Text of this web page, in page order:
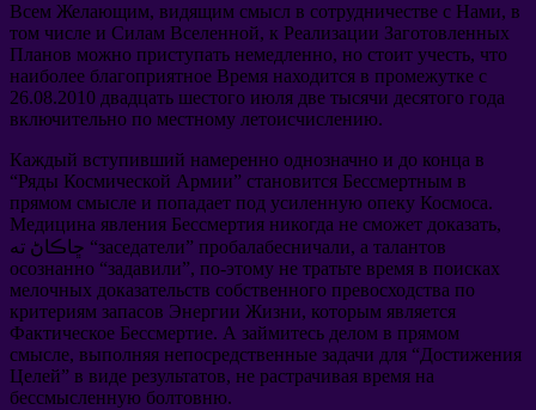
Всем Желающим, видящим смысл в сотрудничестве с Нами, в
том числе и Силам Вселенной, к Реализации Заготовленных
Планов можно приступать немедленно, но стоит учесть, что
наиболее благоприятное Время находится в промежутке с
26.08.2010 двадцать шестого июля две тысячи десятого года
включительно по местному летоисчислению.
Каждый вступивший намеренно однозначно и до конца в
“Ряды Космической Армии” становится Бессмертным в
прямом смысле и попадает под усиленную опеку Космоса.
Медицина явления Бессмертия никогда не сможет доказать,
ڇاڪاڻ ته “заседатели” пробалабесничали, а талантов
осознанно “задавили”, по-этому не тратьте время в поисках
мелочных доказательств собственного превосходства по
критериям запасов Энергии Жизни, которым является
Фактическое Бессмертие. А займитесь делом в прямом
смысле, выполняя непосредственные задачи для “Достижения
Целей” в виде результатов, не растрачивая время на
бессмысленную болтовню.